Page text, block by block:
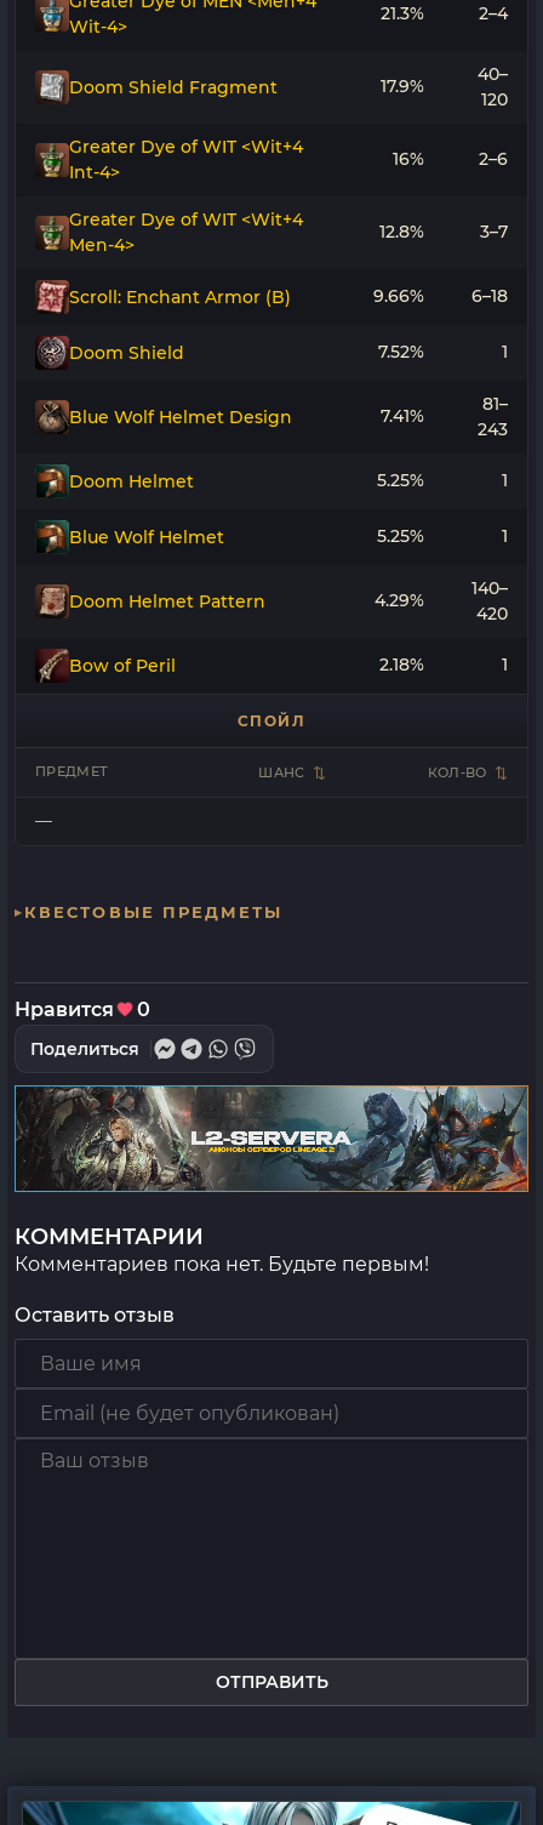
Wit-4>
21.3% 2–4
Doom Shield Fragment 17.9%
40–
120
Greater Dye of WIT <Wit+4
Int-4>
16% 2–6
Greater Dye of WIT <Wit+4
Men-4>
12.8% 3–7
Scroll: Enchant Armor (B) 9.66% 6–18
Doom Shield 7.52% 1
Blue Wolf Helmet Design 7.41%
81–
243
Doom Helmet 5.25% 1
Blue Wolf Helmet 5.25% 1
Doom Helmet Pattern 4.29%
140–
420
Bow of Peril 2.18% 1
СПОЙЛ
ПРЕДМЕТ ШАНС КОЛ-ВО
—
КВЕСТОВЫЕ ПРЕДМЕТЫ
Нравится 0
Поделиться
КОММЕНТАРИИ
Комментариев пока нет. Будьте первым!
Оставить отзыв
ОТПРАВИТЬ